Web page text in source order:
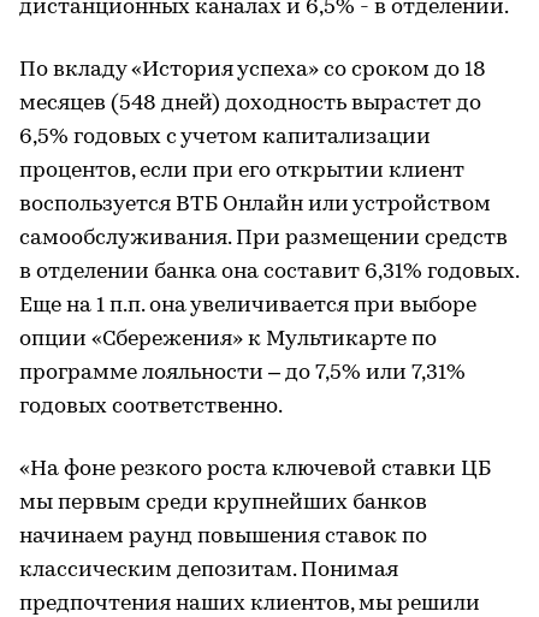
дистанционных каналах и 6,5% - в отделении.
По вкладу «История успеха» со сроком до 18
месяцев (548 дней) доходность вырастет до
6,5% годовых с учетом капитализации
процентов, если при его открытии клиент
воспользуется ВТБ Онлайн или устройством
самообслуживания. При размещении средств
в отделении банка она составит 6,31% годовых.
Еще на 1 п.п. она увеличивается при выборе
опции «Сбережения» к Мультикарте по
программе лояльности – до 7,5% или 7,31%
годовых соответственно.
«На фоне резкого роста ключевой ставки ЦБ
мы первым среди крупнейших банков
начинаем раунд повышения ставок по
классическим депозитам. Понимая
предпочтения наших клиентов, мы решили